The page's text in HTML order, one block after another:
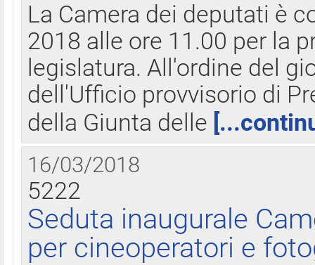
La Camera dei deputati è
2018 alle ore 11.00 per la
legislatura. All'ordine del
dell'Ufficio provvisorio di
della Giunta delle
16/03/2018
5222
Seduta inaugurale
per cineoperatori e